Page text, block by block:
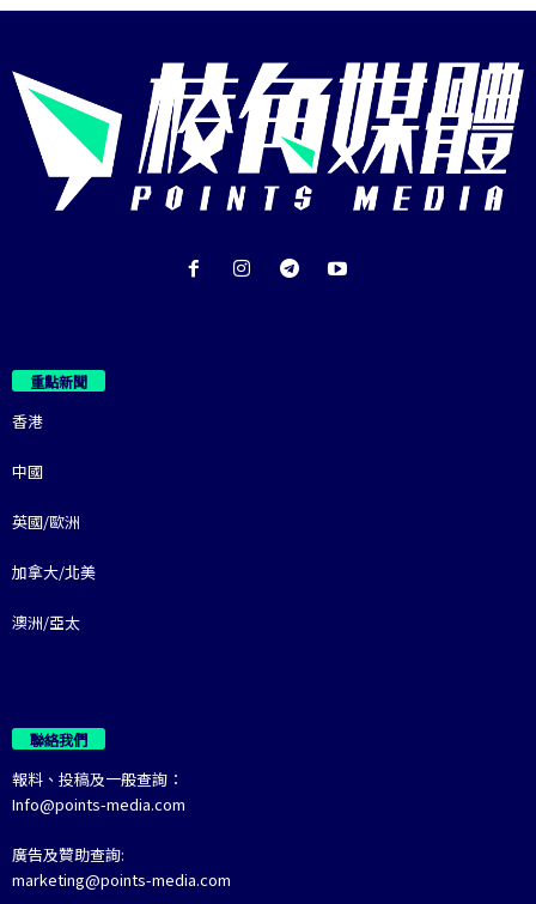
重點新聞
香港
中國
英國/歐洲
加拿大/北美
澳洲/亞太
聯絡我們
報料、投稿及一般查詢：
Info@points-media.com
廣告及贊助查詢:
marketing@points-media.com